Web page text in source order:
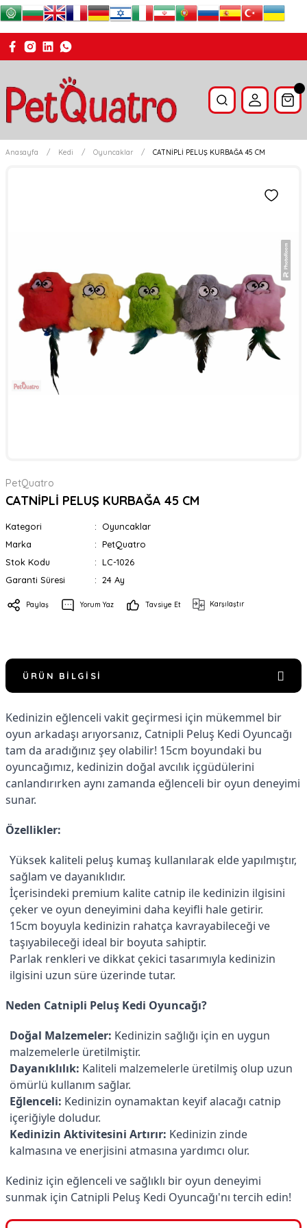
Anasayfa Kedi Oyuncaklar CATNİPLİ PELUŞ KURBAĞA 45 CM
PetQuatro
CATNİPLİ PELUŞ KURBAĞA 45 CM
Kategori
Oyuncaklar
Marka
PetQuatro
Stok Kodu
LC-1026
Garanti Süresi
24 Ay
Paylaş Yorum Yaz Tavsiye Et Karşılaştır
ÜRÜN BILGISI
Kedinizin eğlenceli vakit geçirmesi için mükemmel bir
oyun arkadaşı arıyorsanız, Catnipli Peluş Kedi Oyuncağı
tam da aradığınız şey olabilir! 15cm boyundaki bu
oyuncağımız, kedinizin doğal avcılık içgüdülerini
canlandırırken aynı zamanda eğlenceli bir oyun deneyimi
sunar.
Özellikler:
Yüksek kaliteli peluş kumaş kullanılarak elde yapılmıştır,
sağlam ve dayanıklıdır.
İçerisindeki premium kalite catnip ile kedinizin ilgisini
çeker ve oyun deneyimini daha keyifli hale getirir.
15cm boyuyla kedinizin rahatça kavrayabileceği ve
taşıyabileceği ideal bir boyuta sahiptir.
Parlak renkleri ve dikkat çekici tasarımıyla kedinizin
ilgisini uzun süre üzerinde tutar.
Neden Catnipli Peluş Kedi Oyuncağı?
Doğal Malzemeler: Kedinizin sağlığı için en uygun
malzemelerle üretilmiştir.
Dayanıklılık: Kaliteli malzemelerle üretilmiş olup uzun
ömürlü kullanım sağlar.
Eğlenceli: Kedinizin oynamaktan keyif alacağı catnip
içeriğiyle doludur.
Kedinizin Aktivitesini Artırır: Kedinizin zinde
kalmasına ve enerjisini atmasına yardımcı olur.
Kediniz için eğlenceli ve sağlıklı bir oyun deneyimi
sunmak için Catnipli Peluş Kedi Oyuncağı'nı tercih edin!